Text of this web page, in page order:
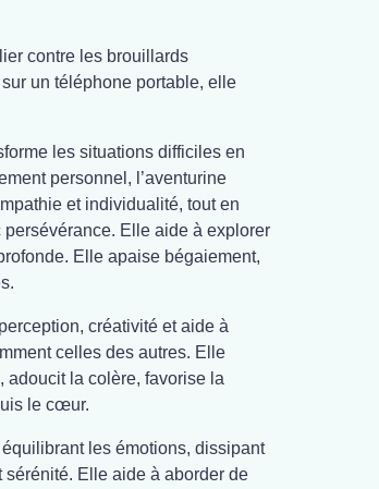
contre les brouillards
un téléphone portable, elle
les situations difficiles en
personnel, l’aventurine
et individualité, tout en
Elle aide à explorer
Elle apaise bégaiement,
créativité et aide à
celles des autres. Elle
adoucit la colère, favorise la
le cœur.
les émotions, dissipant
Elle aide à aborder de